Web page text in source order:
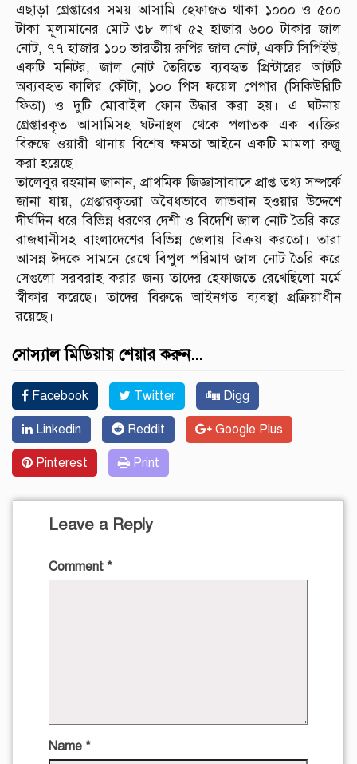
এছাড়া গ্রেপ্তারের সময় আসামি হেফাজত থাকা ১০০০ ও ৫০০
টাকা মূল্যমানের মোট ৩৮ লাখ ৫২ হাজার ৬০০ টাকার জাল
নোট, ৭৭ হাজার ১০০ ভারতীয় রুপির জাল নোট, একটি সিপিইউ,
একটি মনিটর, জাল নোট তৈরিতে ব্যবহৃত প্রিন্টারের আটটি
অব্যবহৃত কালির কৌটা, ১০০ পিস ফয়েল পেপার (সিকিউরিটি
ফিতা) ও দুটি মোবাইল ফোন উদ্ধার করা হয়। এ ঘটনায়
গ্রেপ্তারকৃত আসামিসহ ঘটনাস্থল থেকে পলাতক এক ব্যক্তির
বিরুদ্ধে ওয়ারী থানায় বিশেষ ক্ষমতা আইনে একটি মামলা রুজু
করা হয়েছে।
তালেবুর রহমান জানান, প্রাথমিক জিজ্ঞাসাবাদে প্রাপ্ত তথ্য সম্পর্কে
জানা যায়, গ্রেপ্তারকৃতরা অবৈধভাবে লাভবান হওয়ার উদ্দেশে
দীর্ঘদিন ধরে বিভিন্ন ধরণের দেশী ও বিদেশি জাল নোট তৈরি করে
রাজধানীসহ বাংলাদেশের বিভিন্ন জেলায় বিক্রয় করতো। তারা
আসন্ন ঈদকে সামনে রেখে বিপুল পরিমাণ জাল নোট তৈরি করে
সেগুলো সরবরাহ করার জন্য তাদের হেফাজতে রেখেছিলো মর্মে
স্বীকার করেছে। তাদের বিরুদ্ধে আইনগত ব্যবস্থা প্রক্রিয়াধীন
রয়েছে।
সোস্যাল মিডিয়ায় শেয়ার করুন...
Facebook Twitter Digg
Linkedin Reddit Google Plus
Pinterest Print
Leave a Reply
Comment *
Name *